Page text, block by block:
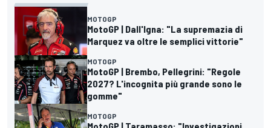
MOTOGP
MotoGP | Dall'Igna: "La supremazia di
Marquez va oltre le semplici vittorie"
MOTOGP
MotoGP | Brembo, Pellegrini: "Regole
2027? L'incognita più grande sono le
gomme"
MOTOGP
MotoGP | Taramasso: "Investigazioni